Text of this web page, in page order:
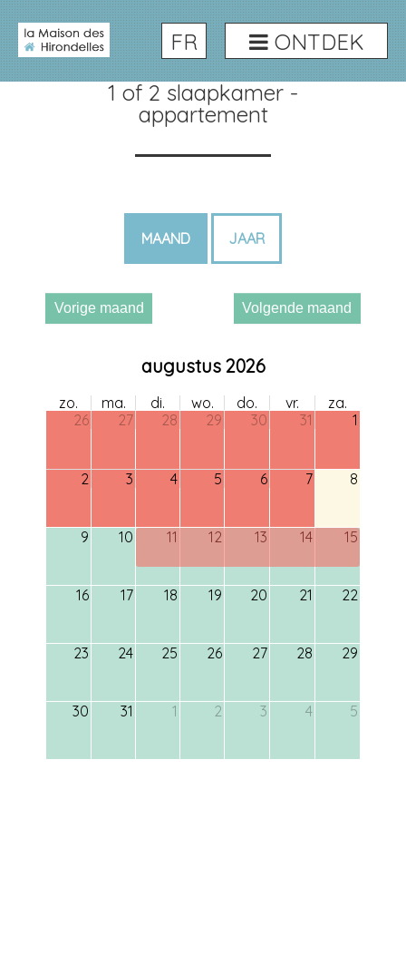
FR ONTDEK
Beschikbaarheid
1 of 2 slaapkamer -
appartement
MAAND JAAR
Vorige maand Volgende maand
augustus 2026
zo. ma. di. wo. do. vr.
za.
26
27 28 29 30 31 1
2 3 4 5 6 7 8
9 10 11 12 13 14 15
16 17 18 19 20 21 22
23 24 25 26 27 28 29
30 31 1 2 3 4 5